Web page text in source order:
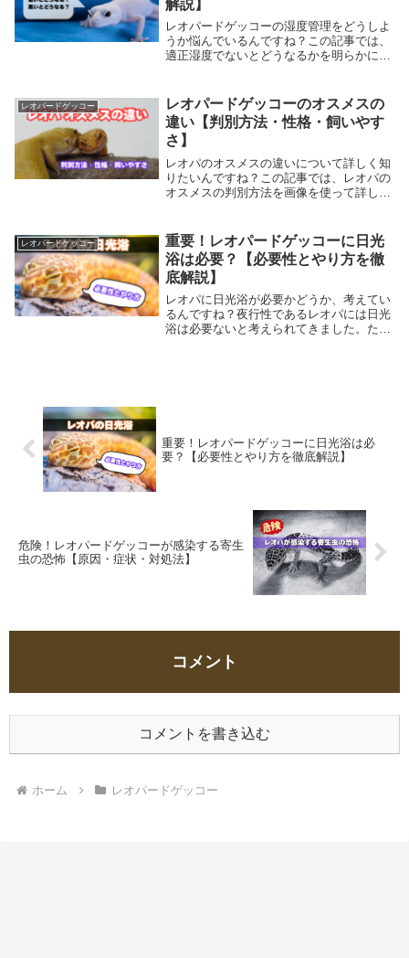
解説】
レオパードゲッコーの湿度管理をどうしよ
うか悩んでいるんですね？この記事では、
適正湿度でないとどうなるかを明らかにし
度調整の重要性とそのやり方がわかりま
す。読み進めて確認しみて下さい。
レオパードゲッコー
レオパードゲッコーのオスメスの
違い【判別方法・性格・飼いやす
さ】
レオパのオスメスの違いについて詳しく知
りたいんですね？この記事では、レオパの
オスメスの判別方法を画像を使って詳しく
にオスメスの同居の可能性も考えていま
す。読み進めて確認してみて下さい。
レオパードゲッコー
重要！レオパードゲッコーに日光
浴は必要？【必要性とやり方を徹
底解説】
レオパに日光浴が必要かどうか、考えてい
るんですね？夜行性であるレオパには日光
浴は必要ないと考えられてきました。た
重要！レオパードゲッコーに日光浴は必
要？【必要性とやり方を徹底解説】
危険！レオパードゲッコーが感染する寄生
虫の恐怖【原因・症状・対処法】
コメント
コメントを書き込む
ホーム レオパードゲッコー